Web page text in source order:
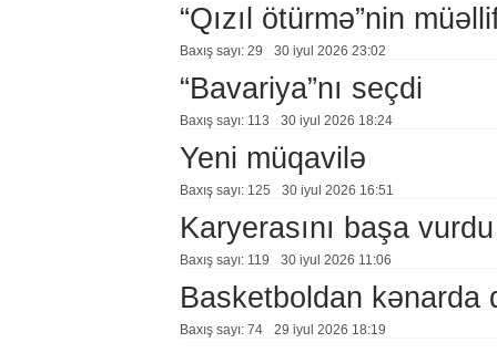
“Qızıl ötürmə”nin
Baxış sayı: 29 30 i̇yul 2026 23:02
“Bavariya”nı seçdi
Baxış sayı: 113 30 i̇yul 2026 18:24
Yeni müqavilə
Baxış sayı: 125 30 i̇yul 2026 16:51
Karyerasını başa vurdu
Baxış sayı: 119 30 i̇yul 2026 11:06
Basketboldan kənarda
Baxış sayı: 74 29 i̇yul 2026 18:19